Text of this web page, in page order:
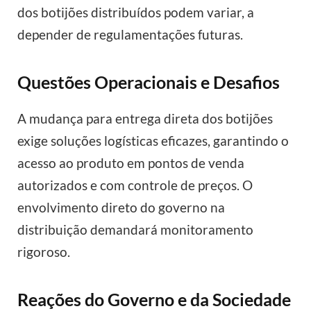
dos botijões distribuídos podem variar, a
depender de regulamentações futuras.
Questões Operacionais e Desafios
A mudança para entrega direta dos botijões
exige soluções logísticas eficazes, garantindo o
acesso ao produto em pontos de venda
autorizados e com controle de preços. O
envolvimento direto do governo na
distribuição demandará monitoramento
rigoroso.
Reações do Governo e da Sociedade